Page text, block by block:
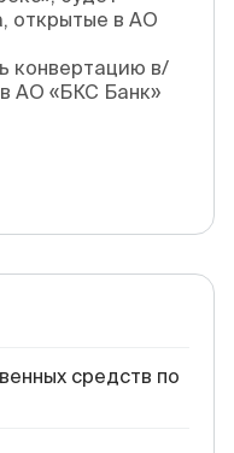
открытые в АО
конвертацию в/
АО «БКС Банк»
средств по